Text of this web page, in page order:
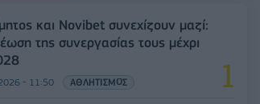
και Novibet συνεχίζουν μαζί:
της συνεργασίας τους μέχρι
- 11:50 ΑΘΛΗΤΙΣΜΟΣ